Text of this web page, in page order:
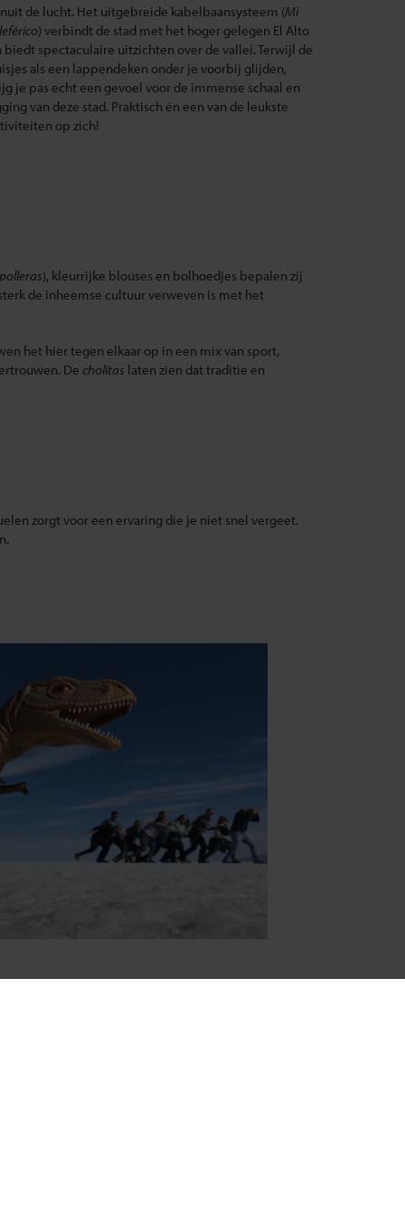
de lucht. Het uitgebreide kabelbaansysteem (Mi
) verbindt de stad met het hoger gelegen El Alto
biedt spectaculaire uitzichten over de vallei. Terwijl de
als een lappendeken onder je voorbij glijden,
je pas echt een gevoel voor de immense schaal en
van deze stad. Praktisch én een van de leukste
op zich!
polleras), kleurrijke blouses en bolhoedjes bepalen zij
de inheemse cultuur verweven is met het
het hier tegen elkaar op in een mix van sport,
De cholitas laten zien dat traditie en
zorgt voor een ervaring die je niet snel vergeet.